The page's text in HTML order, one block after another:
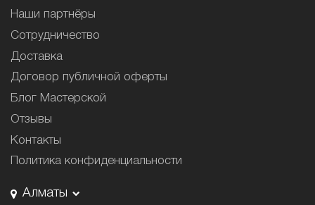
Наши партнёры
Сотрудничество
Доставка
Договор публичной оферты
Блог Мастерской
Отзывы
Контакты
Политика конфиденциальности
Алматы